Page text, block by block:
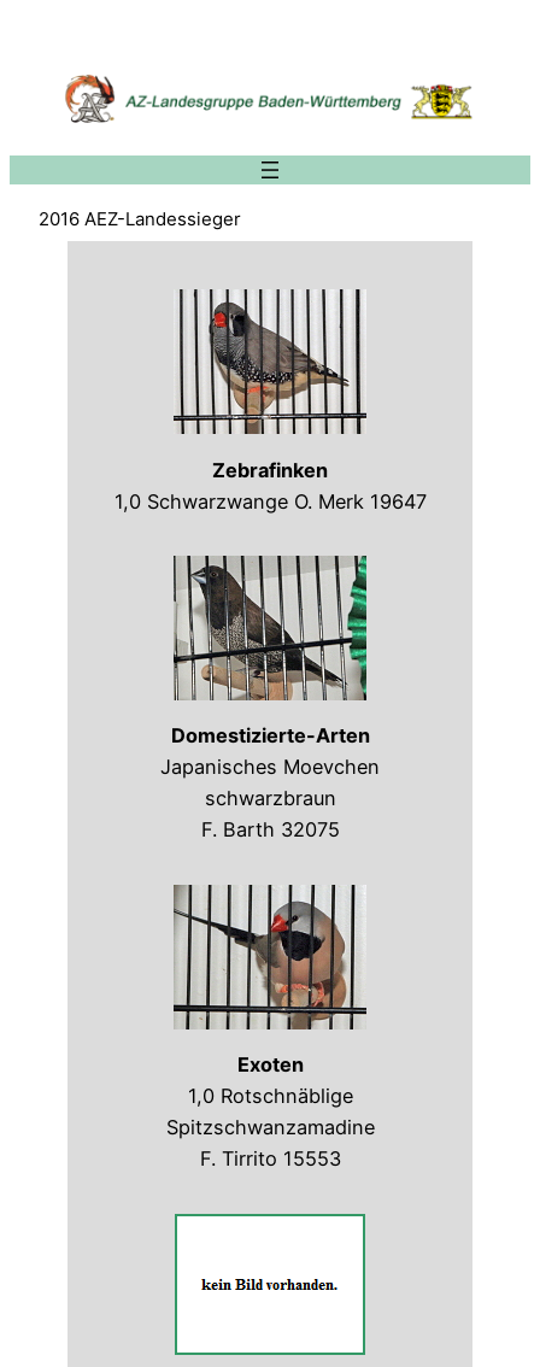
springen
2016 AEZ-Landessieger
Zebrafinken
1,0 Schwarzwange O. Merk 19647
Domestizierte-Arten
Japanisches Moevchen
schwarzbraun
F. Barth 32075
Exoten
1,0 Rotschnäblige
Spitzschwanzamadine
F. Tirrito 15553